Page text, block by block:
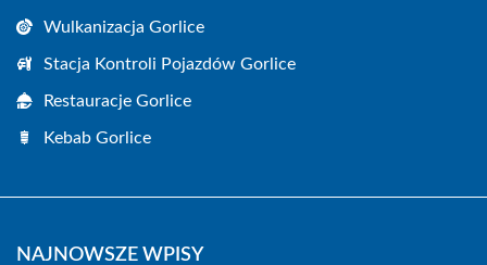
Wulkanizacja Gorlice
Stacja Kontroli Pojazdów Gorlice
Restauracje Gorlice
Kebab Gorlice
NAJNOWSZE WPISY